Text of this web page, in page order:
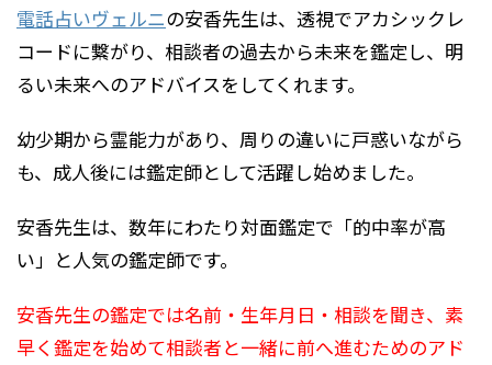
電話占いヴェルニの安香先生は、透視でアカシックレ
コードに繋がり、相談者の過去から未来を鑑定し、明
るい未来へのアドバイスをしてくれます。
幼少期から霊能力があり、周りの違いに戸惑いながら
も、成人後には鑑定師として活躍し始めました。
安香先生は、数年にわたり対面鑑定で「的中率が高
い」と人気の鑑定師です。
安香先生の鑑定では名前・生年月日・相談を聞き、素
早く鑑定を始めて相談者と一緒に前へ進むためのアド